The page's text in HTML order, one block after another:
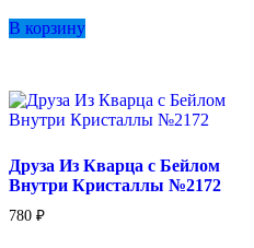
В корзину
Друза Из Кварца с Бейлом
Внутри Кристаллы №2172
780 ₽